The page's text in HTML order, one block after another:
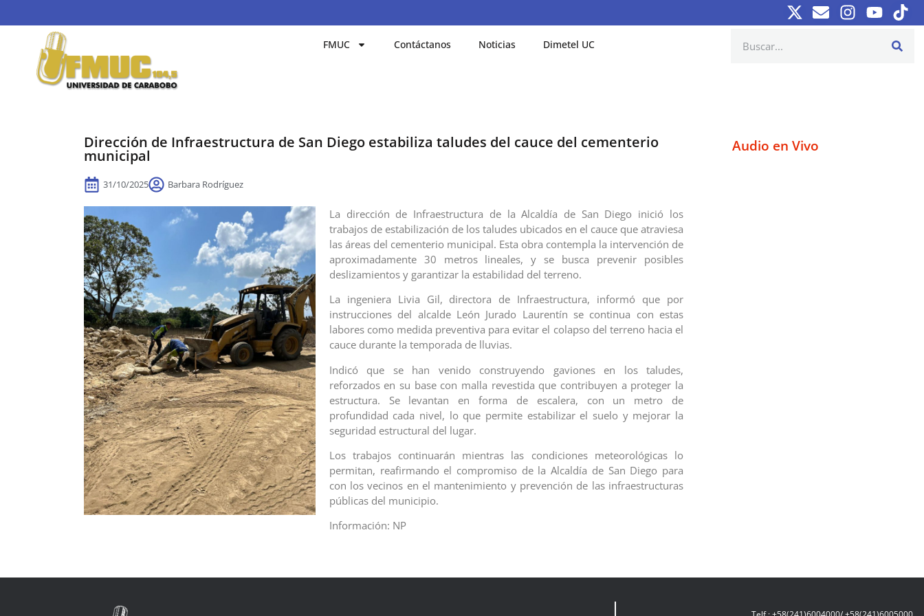
FMUC Contáctanos Noticias Dimetel UC
Dirección de Infraestructura de San Diego estabiliza taludes del cauce del cementerio
municipal
31/10/2025 Barbara Rodríguez
La dirección de Infraestructura de la Alcaldía de San Diego inició los
trabajos de estabilización de los taludes ubicados en el cauce que atraviesa
las áreas del cementerio municipal. Esta obra contempla la intervención de
aproximadamente 30 metros lineales, y se busca prevenir posibles
deslizamientos y garantizar la estabilidad del terreno.
La ingeniera Livia Gil, directora de Infraestructura, informó que por
instrucciones del alcalde León Jurado Laurentín se continua con estas
labores como medida preventiva para evitar el colapso del terreno hacia el
cauce durante la temporada de lluvias.
Indicó que se han venido construyendo gaviones en los taludes,
reforzados en su base con malla revestida que contribuyen a proteger la
estructura. Se levantan en forma de escalera, con un metro de
profundidad cada nivel, lo que permite estabilizar el suelo y mejorar la
seguridad estructural del lugar.
Los trabajos continuarán mientras las condiciones meteorológicas lo
permitan, reafirmando el compromiso de la Alcaldía de San Diego para
con los vecinos en el mantenimiento y prevención de las infraestructuras
públicas del municipio.
Información: NP
Audio en Vivo